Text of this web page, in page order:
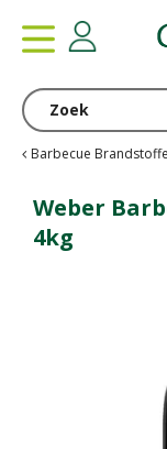
Barbecue
Weber
4kg